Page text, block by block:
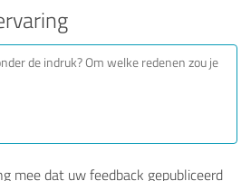
mee dat uw feedback gepubliceerd